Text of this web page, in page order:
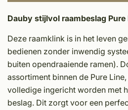
Dauby stijlvol raambeslag Pure
Deze raamklink is in het leven
bedienen zonder inwendig
buiten opendraaiende ramen).
assortiment binnen de Pure
volledige ingericht worden met
beslag. Dit zorgt voor een